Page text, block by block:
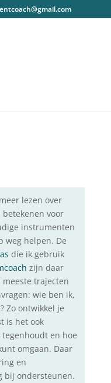
lezen over
voor
instrumenten
weg helpen. De
die ik gebruik
zijn daar
meeste trajecten
wie ben ik,
Zo ontwikkel je
is het ook
en hoe
omgaan. Daar
en
bij ondersteunen.